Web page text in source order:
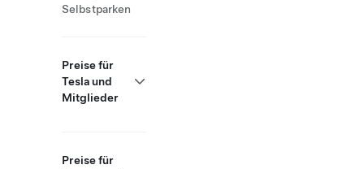
Selbstparken
Preise für
Tesla und
Mitglieder
Preise für